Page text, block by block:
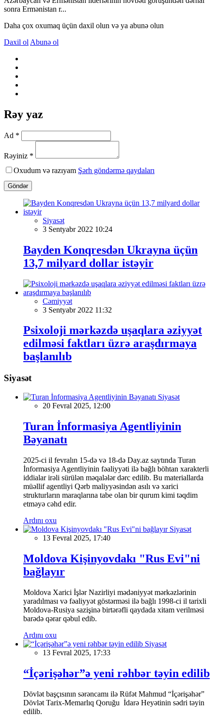
sonra Ermənistan r...
Daha çox oxumaq üçün daxil olun və ya abunə olun
Daxil ol Abunə ol
Rəy yaz
Ad *
Rəyiniz *
Oxudum və razıyam Şərh göndərmə qaydaları
Göndər
Siyasət
3 Sentyabr 2022 10:24
Bayden Konqresdən Ukrayna üçün
13,7 milyard dollar istəyir
Cəmiyyət
3 Sentyabr 2022 11:32
Psixoloji mərkəzdə uşaqlara əziyyət
edilməsi faktları üzrə araşdırmaya
başlanılıb
Siyasət
Siyasət
20 Fevral 2025, 12:00
Turan İnformasiya Agentliyinin
Bəyanatı
2025-ci il fevralın 15-də və 18-də Day.az saytında Turan
İnformasiya Agentliyinin fəaliyyəti ilə bağlı böhtan xarakterli
iddialar irəli sürülən məqalələr dərc edilib. Bu materiallarda
müəllif agentliyi Qərb maliyyəsindən asılı və xarici
strukturların maraqlarına tabe olan bir qurum kimi təqdim
etməyə cəhd edir.
Ardını oxu
Siyasət
13 Fevral 2025, 17:40
Moldova Kişinyovdakı "Rus Evi"ni
bağlayır
Moldova Xarici İşlər Nazirliyi mədəniyyət mərkəzlərinin
yaradılması və fəaliyyət göstərməsi ilə bağlı 1998-ci il tarixli
Moldova-Rusiya sazişinə birtərəfli qaydada xitam verilməsi
barədə qərar qəbul edib.
Ardını oxu
Siyasət
13 Fevral 2025, 17:33
“İçərişəhər”ə yeni rəhbər təyin edilib
Dövlət başçısının sərəncamı ilə Rüfət Mahmud “İçərişəhər”
Dövlət Tarix-Memarlıq Qoruğu İdarə Heyətinin sədri təyin
edilib.